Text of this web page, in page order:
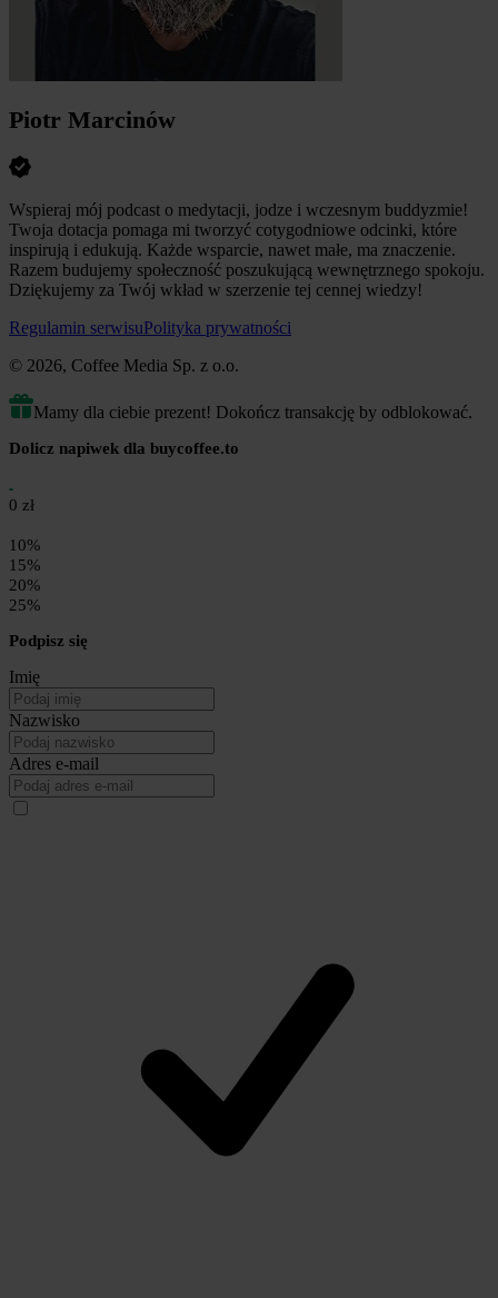
Piotr Marcinów
Wspieraj mój podcast o medytacji, jodze i wczesnym buddyzmie!
Twoja dotacja pomaga mi tworzyć cotygodniowe odcinki, które
inspirują i edukują. Każde wsparcie, nawet małe, ma znaczenie.
Razem budujemy społeczność poszukującą wewnętrznego spokoju.
Dziękujemy za Twój wkład w szerzenie tej cennej wiedzy!
Regulamin serwisuPolityka prywatności
© 2026, Coffee Media Sp. z o.o.
Mamy dla ciebie prezent! Dokończ transakcję by odblokować.
Dolicz napiwek dla buycoffee.to
0 zł
10%
15%
20%
25%
Podpisz się
Imię
Nazwisko
Adres e-mail